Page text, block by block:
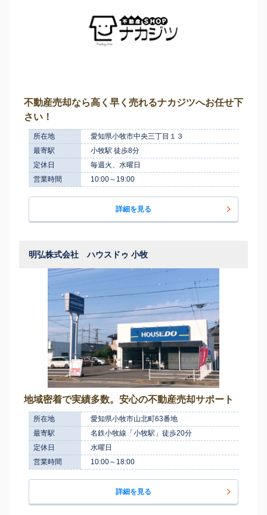
不動産売却なら高く早く売れるナカジツへお任せ下
さい！
所在地
愛知県小牧市中央三丁目１３
最寄駅
小牧駅 徒歩8分
定休日
毎週火、水曜日
営業時間
10:00～19:00
詳細を見る
明弘株式会社 ハウスドゥ 小牧
地域密着で実績多数。安心の不動産売却サポート
所在地
愛知県小牧市山北町63番地
最寄駅
名鉄小牧線「小牧駅」徒歩20分
定休日
水曜日
営業時間
10:00～18:00
詳細を見る